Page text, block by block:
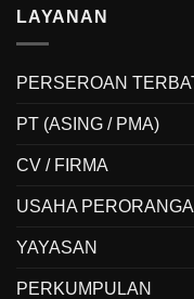
LAYANAN
PERSEROAN
PT (ASING / PMA)
CV / FIRMA
USAHA
YAYASAN
PERKUMPULAN